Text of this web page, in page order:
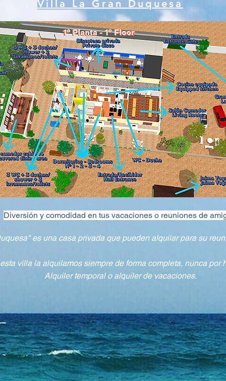
Villa La Gran Duquesa
Diversión y comodidad en tus vacaciones o reuniones de
es una casa privada que pueden alquilar para su
villa la alquilamos siempre de forma completa, nunca por
Alquiler temporal o alquiler de vacaciones.
juan-en-alicante